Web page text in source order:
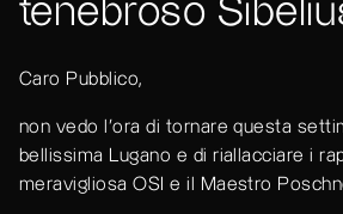
tenebroso
Caro Pubblico,
non vedo l'ora di tornare questa
bellissima Lugano e di riallacciare i
meravigliosa OSI e il Maestro